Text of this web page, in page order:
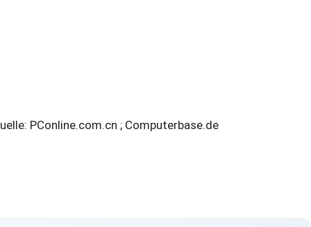
PConline.com.cn ; Computerbase.de